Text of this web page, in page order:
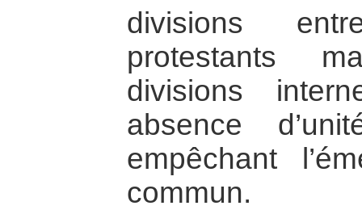
divisions
protestants
divisions
absence
empêchant
commun.